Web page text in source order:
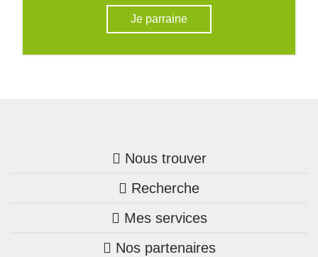
Je parraine
Nous trouver
Trouver une agence
Bretagne
Pays de la Loire
Recherche
Nos annonces
Maison + terrain
Mes services
Mon compte Trecobois
Nos partenaires